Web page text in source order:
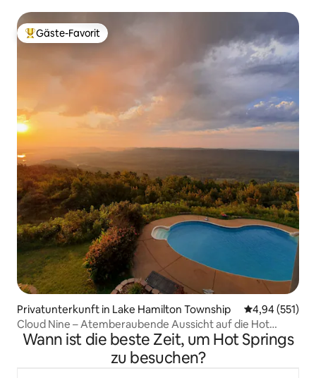
Beliebter Gäste-Favorit.
Gäste-Favorit
Privatunterkunft in Lake Hamilton Township
4,94 (551)
Cloud Nine – Atemberaubende Aussicht auf die Hot
Springs Area
Wann ist die beste Zeit, um Hot Springs
zu besuchen?